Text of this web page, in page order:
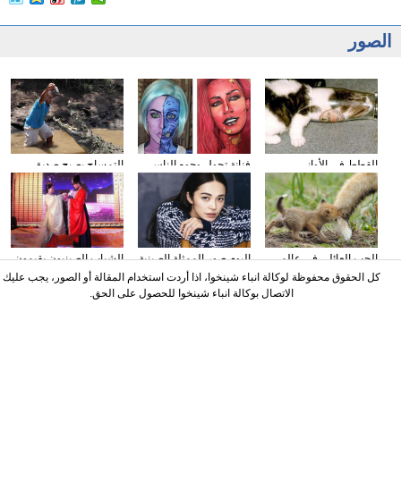
الصور
التمساح يصبح صديق
الناس في كوستا ريكا
فنانة تحول وجوه الناس
إلى الشخصيات الكرتونية
باستخدام الماكياج
القطط في الأواني
الزجاجية
الشباب الصينيون يقيمون
حفل الزفاف وفقا لطريقة
"أسرة هان"
البوم صور الممثلة الصينية
ياو تشن على مجلة
الحب العائلي في عالم
الحيوان
كل الحقوق محفوظة لوكالة انباء شينخوا، اذا أردت استخدام المقالة أو الصور، يجب عليك
الاتصال بوكالة انباء شينخوا للحصول على الحق.